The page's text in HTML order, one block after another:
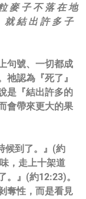
麥 子 不 落 在 地
就 結 出 許 多 子
句號、一切都成
祂認為『死了』
是『結出許多的
會帶來更大的果
到了。 』(約
，走上十架道
。 』(約12:23)。
奪性，而是看見